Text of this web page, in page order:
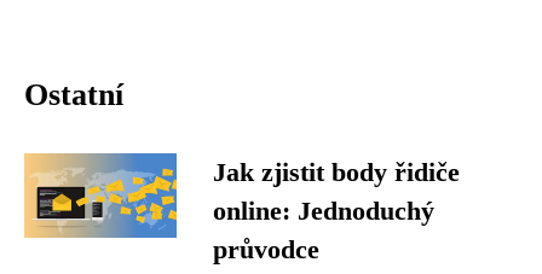
Ostatní
Jak zjistit body řidiče
online: Jednoduchý
průvodce